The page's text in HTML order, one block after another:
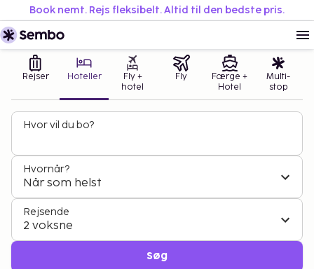
Book nemt. Rejs fleksibelt. Altid til den bedste pris.
Rejser Hoteller
Fly +
hotel
Fly
Færge +
Hotel
Multi-
stop
Hvor vil du bo?
Hvornår?
Når som helst
Rejsende
2 voksne
Søg